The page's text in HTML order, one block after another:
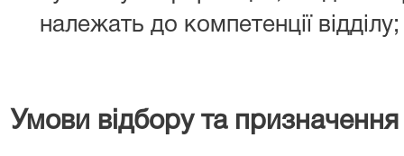
належать до компетенції відділу;
Умови відбору та